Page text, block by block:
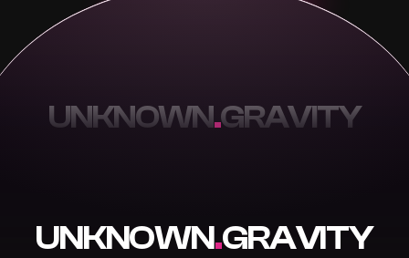
UNKNOWN.GRAVITY
UNKNOWN.GRAVITY